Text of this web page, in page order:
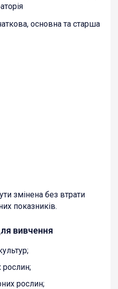
основна та старша
змінена без втрати
показників.
вивчення
рослин;
рослин;